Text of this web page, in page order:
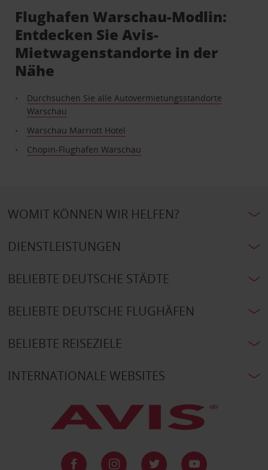
Flughafen Warschau-Modlin:
Entdecken Sie Avis-
Mietwagenstandorte in der
Nähe
Durchsuchen Sie alle Autovermietungsstandorte
Warschau
Warschau Marriott Hotel
Chopin-Flughafen Warschau
WOMIT KÖNNEN WIR HELFEN?
DIENSTLEISTUNGEN
BELIEBTE DEUTSCHE STÄDTE
BELIEBTE DEUTSCHE FLUGHÄFEN
BELIEBTE REISEZIELE
INTERNATIONALE WEBSITES